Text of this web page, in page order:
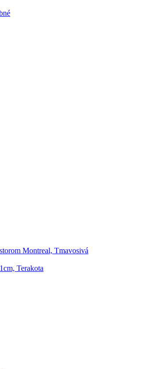
Montreal, Tmavosivá
Terakota